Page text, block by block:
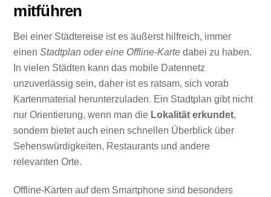
mitführen
Bei einer Städtereise ist es äußerst hilfreich, immer
einenStadtplan oder eine Offline-Karte dabei zu haben.
In vielen Städten kann das mobile Datennetz
unzuverlässig sein, daher ist es ratsam, sich vorab
Kartenmaterial herunterzuladen. Ein Stadtplan gibt nicht
nur Orientierung, wenn man die Lokalität erkundet,
sondern bietet auch einen schnellen Überblick über
Sehenswürdigkeiten, Restaurants und andere
relevanten Orte.
Offline-Karten auf dem Smartphone sind besonders